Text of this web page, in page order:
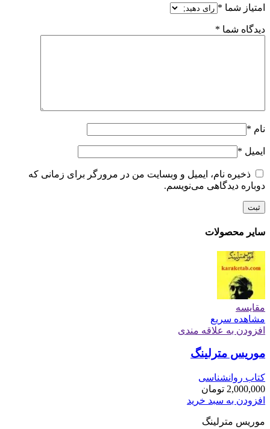
امتیاز شما *
دیدگاه شما *
نام *
ایمیل *
ذخیره نام، ایمیل و وبسایت من در مرورگر برای زمانی که
دوباره دیدگاهی می‌نویسم.
سایر محصولات
مقایسه
مشاهده سریع
افزودن به علاقه مندی
موریس مترلینگ
کتاب روانشناسی
2,000,000 تومان
افزودن به سبد خرید
موریس مترلینگ